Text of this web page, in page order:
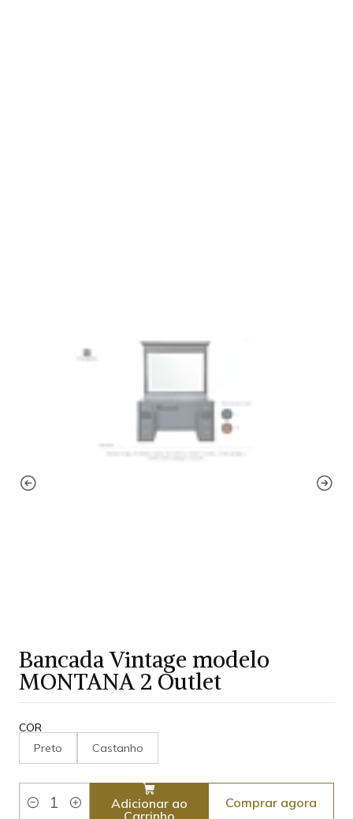
Bancada Vintage modelo
MONTANA 2 Outlet
COR
Preto Castanho
Quantidade
Adicionar ao
Carrinho
Comprar agora